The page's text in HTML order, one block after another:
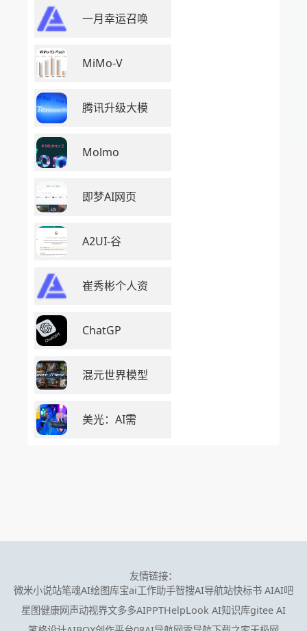
一月幸运召唤
MiMo-V
腾讯升级大模
Molmo
即梦AI网页
A2UI-谷
崔秀彬个人资
ChatGP
混元世界模型
美光：AI需
友情链接：
微米小说站笔魂AI绘图库宝ai工作助手智搜AI导航站快标书 AIAI吧
星图健康网声动视界文多多AIPPTHelpLook AI知识库gitee AI